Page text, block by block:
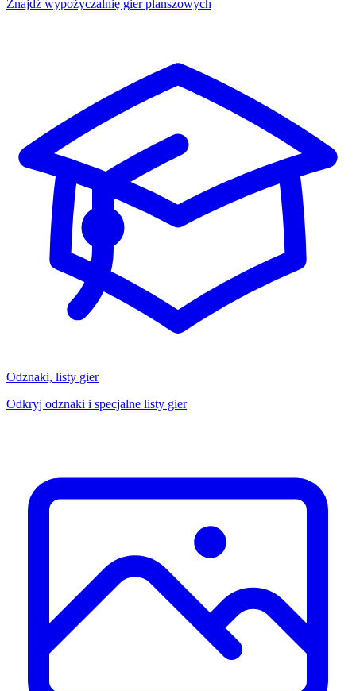
Znajdź wypożyczalnię gier planszowych
Odznaki, listy gier
Odkryj odznaki i specjalne listy gier